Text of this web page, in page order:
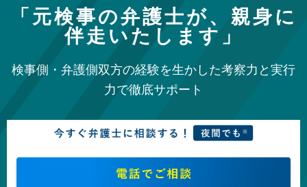
「元検事の弁護士が、親身に
伴走いたします」
検事側・弁護側双方の経験を生かした考察力と実行
力で徹底サポート